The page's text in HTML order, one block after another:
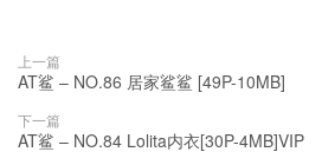
上一篇
AT鲨 – NO.86 居家鲨鲨 [49P-10MB]
下一篇
AT鲨 – NO.84 Lolita内衣[30P-4MB]VIP